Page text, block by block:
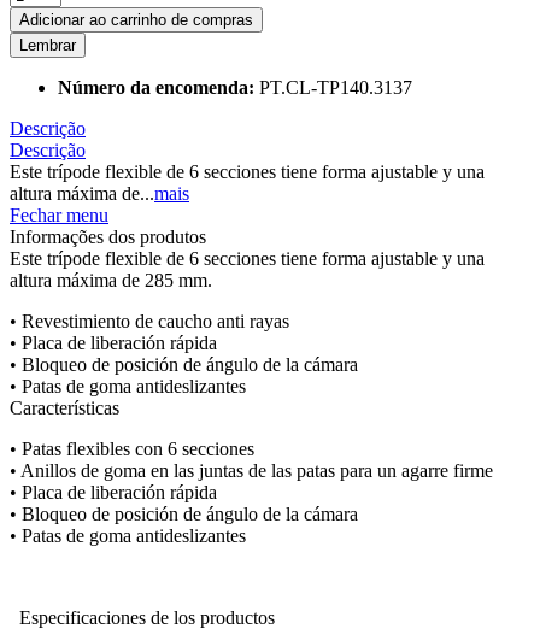
Adicionar ao carrinho de compras
Lembrar
Número da encomenda: PT.CL-TP140.3137
Descrição
Descrição
Este trípode flexible de 6 secciones tiene forma ajustable y una
altura máxima de...mais
Fechar menu
Informações dos produtos
Este trípode flexible de 6 secciones tiene forma ajustable y una
altura máxima de 285 mm.
• Revestimiento de caucho anti rayas
• Placa de liberación rápida
• Bloqueo de posición de ángulo de la cámara
• Patas de goma antideslizantes
Características
• Patas flexibles con 6 secciones
• Anillos de goma en las juntas de las patas para un agarre firme
• Placa de liberación rápida
• Bloqueo de posición de ángulo de la cámara
• Patas de goma antideslizantes
Especificaciones de los productos